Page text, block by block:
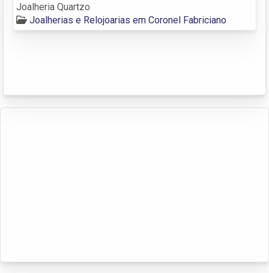
Joalheria Quartzo
Joalherias e Relojoarias em Coronel Fabriciano